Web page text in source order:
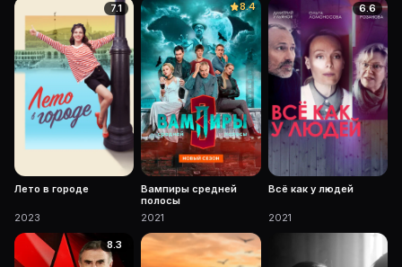
7.1
Лето в городе
2023
8.4
Вампиры средней
полосы
2021
6.6
Всё как у людей
2021
8.3